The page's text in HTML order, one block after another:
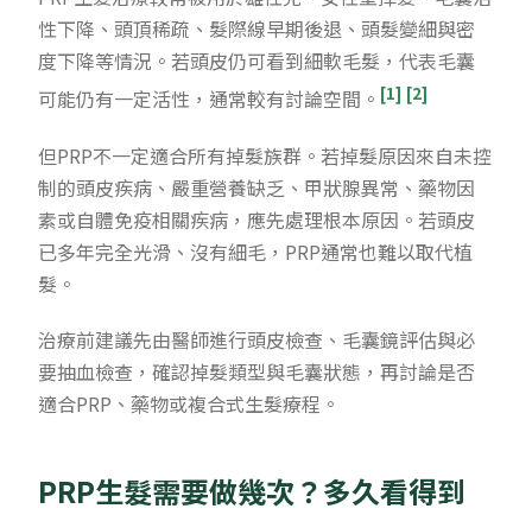
性下降、頭頂稀疏、髮際線早期後退、頭髮變細與密
度下降等情況。若頭皮仍可看到細軟毛髮，代表毛囊
可能仍有一定活性，通常較有討論空間。 [1] [2]
但PRP不一定適合所有掉髮族群。若掉髮原因來自未控
制的頭皮疾病、嚴重營養缺乏、甲狀腺異常、藥物因
素或自體免疫相關疾病，應先處理根本原因。若頭皮
已多年完全光滑、沒有細毛，PRP通常也難以取代植
髮。
治療前建議先由醫師進行頭皮檢查、毛囊鏡評估與必
要抽血檢查，確認掉髮類型與毛囊狀態，再討論是否
適合PRP、藥物或複合式生髮療程。
PRP生髮需要做幾次？多久看得到